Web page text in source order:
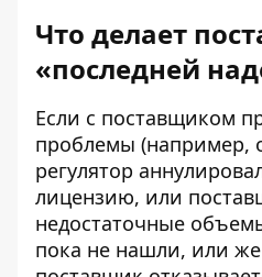
Что делает
«последней
Если с поставщиком
проблемы (например,
регулятор
лицензию, или
недостаточные
пока не нашли, или же